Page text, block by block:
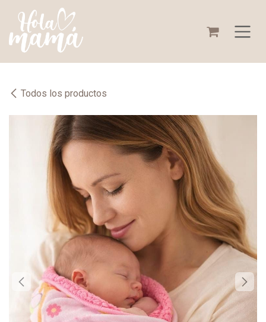
Todos los productos